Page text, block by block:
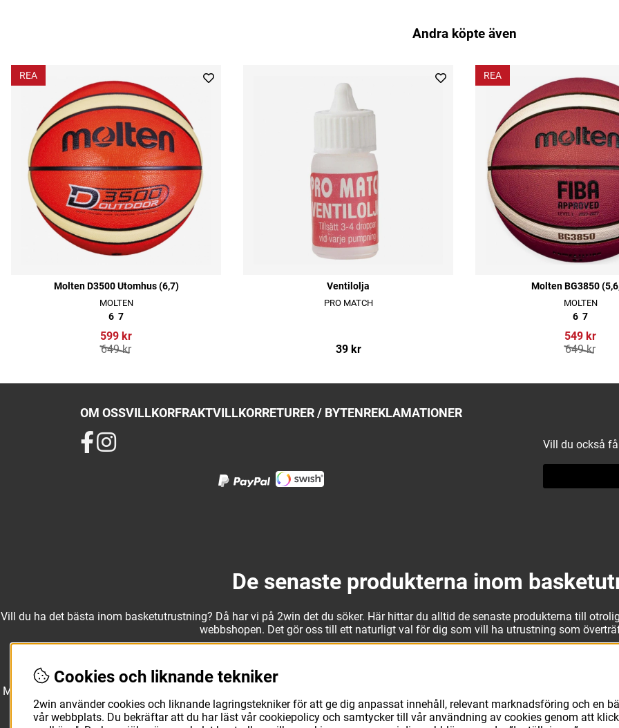
Andra köpte även
REA
Molten D3500 Utomhus (6,7)
MOLTEN
6 7
599 kr
649 kr
Ventilolja
PRO MATCH
39 kr
REA
Molten BG3850
MOLTEN
6 7
549 kr
649 kr
OM OSSVILLKORFRAKTVILLKORRETURER / BYTENREKLAMATIONER
Vill du också
De senaste produkterna inom
Vill du ha det bästa inom basketutrustning? Då har vi på 2win det du söker. Här hittar du alltid de senaste produkterna till
webbshopen. Det gör oss till ett naturligt val för dig som vill ha utrustning som
Med ett av Sveriges största kläd- och skosortiment inom basket kan vi erbjuda allt som du eller din klubb behöver. Välj ut
Molten, Nike, Adidas och Spalding och komplettera med basketkläder från Jordan. I vårt breda och prisvärda sortiment kan
utanför planen. Oavsett vad du behöver för basketutrustning kan du vara säker
Cookies och liknande tekniker
2win använder cookies och liknande lagringstekniker för att ge dig anpassat innehåll, relevant marknadsföring och en
vår webbplats. Du bekräftar att du har läst vår cookiepolicy och samtycker till vår användning av cookies genom att